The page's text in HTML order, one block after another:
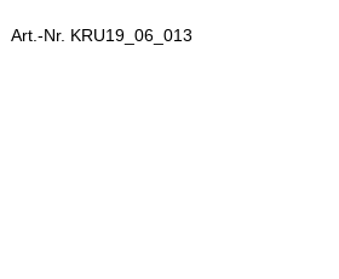
Art.-Nr. KRU19_06_013